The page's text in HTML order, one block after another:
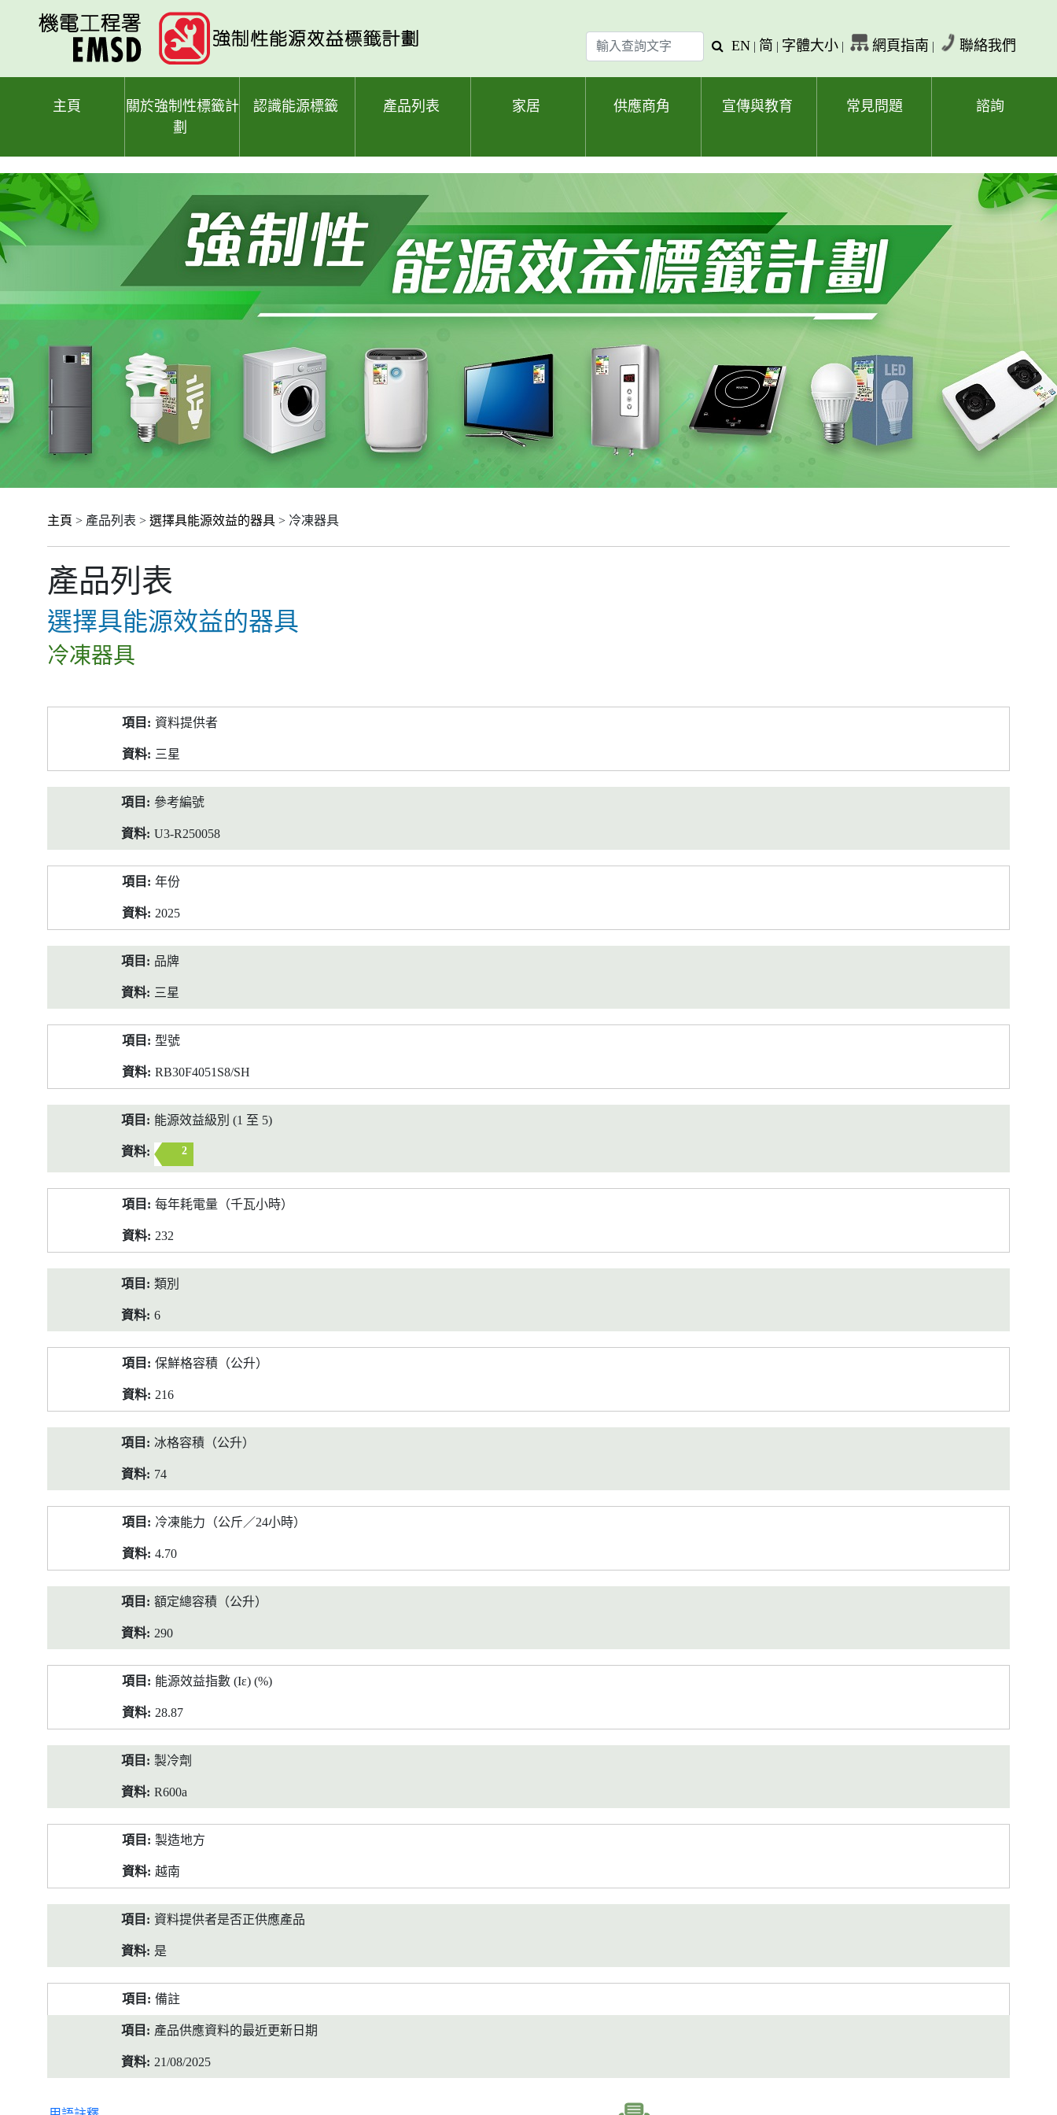
輸
入
查
查
字
EN | 简 | 字體大小 | 網頁指南 | 聯絡我們
主頁
關於強制性標籤計
劃
認識能源標籤 產品列表 家居 供應商角 宣傳與教育 常見問題 諮詢
主頁 > 產品列表 > 選擇具能源效益的器具 > 冷凍器具
產品列表
選擇具能源效益的器具
冷凍器具
料
資料提供者
三星
參考編號
U3-R250058
年份
2025
品牌
三星
型號
RB30F4051S8/SH
能源效益級別 (1 至 5)
2
每年耗電量（千瓦小時）
232
類別
6
保鮮格容積（公升）
216
冰格容積（公升）
74
冷凍能力（公斤／24小時）
4.70
額定總容積（公升）
290
能源效益指數 (Iε) (%)
28.87
製冷劑
R600a
製造地方
越南
資料提供者是否正供應產品
是
備註
產品供應資料的最近更新日期
21/08/2025